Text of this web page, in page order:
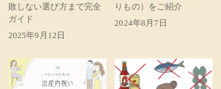
敗しない選び方まで完全
ガイド
2025年9月12日
りもの）をご紹介
2024年8月7日